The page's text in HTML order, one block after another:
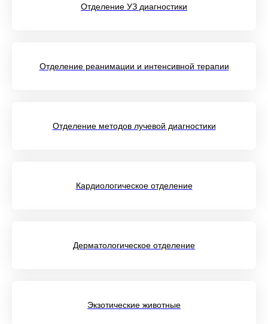
Отделение УЗ диагностики
Отделение реанимации и интенсивной терапии
Отделение методов лучевой диагностики
Кардиологическое отделение
Дерматологическое отделение
Экзотические животные